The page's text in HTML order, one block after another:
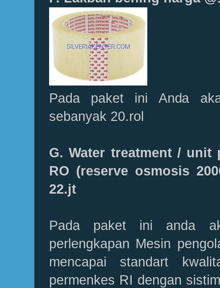
Pada paket ini Anda
sebanyak 20.rol
G. Water treatment / unit
RO (reserve osmosis
22.jt
Pada paket ini anda
perlengkapan Mesin
mencapai standart
permenkes RI dengan